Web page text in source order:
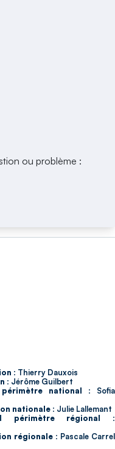
ou problème :
: Thierry Dauxois
: Jérôme Guilbert
périmètre national : Sofia
nationale : Julie Lallemant
périmètre régional :
régionale : Pascale Carrel